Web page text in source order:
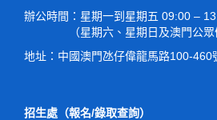
辦公時間 ：星期一到星期五 09:00 –
（星期六、星期日及澳門公眾
地址： 中國澳門氹仔偉龍馬路100-460
招生處（報名/錄取查詢）